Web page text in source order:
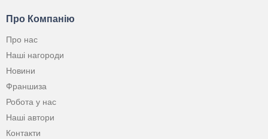
Про Компанію
Про нас
Наші нагороди
Новини
Франшиза
Робота у нас
Наші автори
Контакти